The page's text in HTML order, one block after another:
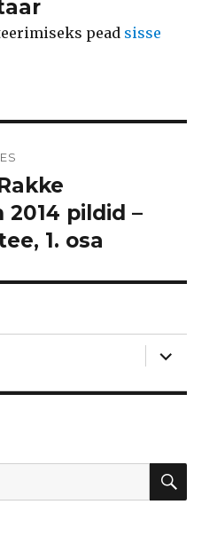
pead sisse
pildid –
1. osa
laienda